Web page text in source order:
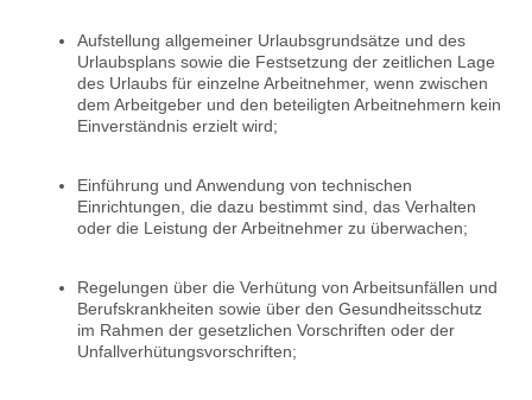
Aufstellung allgemeiner Urlaubsgrundsätze und des
Urlaubsplans sowie die Festsetzung der zeitlichen Lage
des Urlaubs für einzelne Arbeitnehmer, wenn zwischen
dem Arbeitgeber und den beteiligten Arbeitnehmern kein
Einverständnis erzielt wird;
Einführung und Anwendung von technischen
Einrichtungen, die dazu bestimmt sind, das Verhalten
oder die Leistung der Arbeitnehmer zu überwachen;
Regelungen über die Verhütung von Arbeitsunfällen und
Berufskrankheiten sowie über den Gesundheitsschutz
im Rahmen der gesetzlichen Vorschriften oder der
Unfallverhütungsvorschriften;